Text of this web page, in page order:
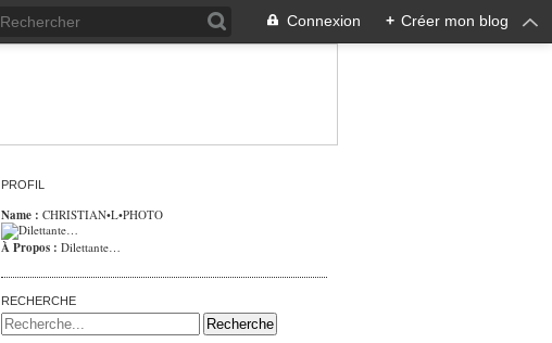
Connexion + Créer mon blog
PROFIL
Name : CHRISTIAN•L•PHOTO
À Propos : Dilettante…
RECHERCHE